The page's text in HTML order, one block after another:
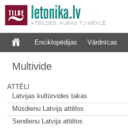
Enciklopēdijas Vārdnīcas
Multivide
ATTĒLI
Latvijas kultūrvides takas
Mūsdienu Latvija attēlos
Sendienu Latvija attēlos